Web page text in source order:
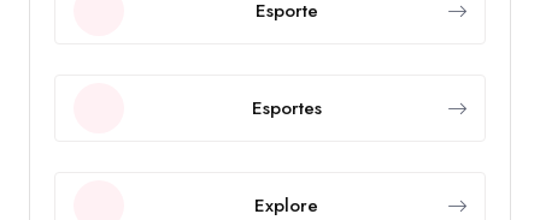
Esporte
Esportes
Explore